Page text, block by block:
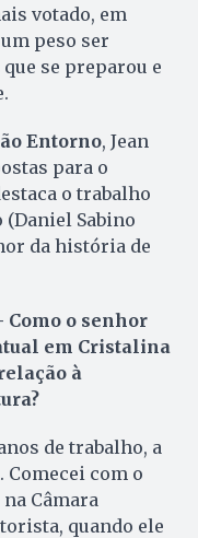
votado, em
peso ser
se preparou e
Entorno, Jean
para o
o trabalho
Sabino
da história de
o senhor
em Cristalina
à
de trabalho, a
com o
Câmara
quando ele